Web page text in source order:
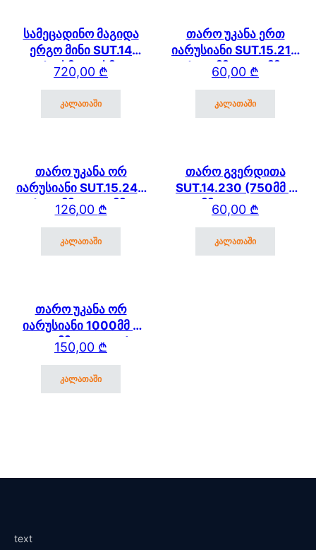
სამეცადინო მაგიდა
ერგო მინი SUT.14
(75სმ * 61 სმ)
720,00 ₾
კალათაში
თარო უკანა ერთ
იარუსიანი SUT.15.210
(600მმ * 250 მმ)
SUT.13/15/17
60,00 ₾
კალათაში
თარო უკანა ორ
იარუსიანი SUT.15.240
(600მმ * 250 მმ)
SUT.13/15/17
126,00 ₾
კალათაში
თარო გვერდითა
SUT.14.230 (750მმ *
250 მმ) SUT.14/15/17
60,00 ₾
კალათაში
თარო უკანა ორ
იარუსიანი 1000მმ *
250 მმ (ეკო 100)
150,00 ₾
კალათაში
text